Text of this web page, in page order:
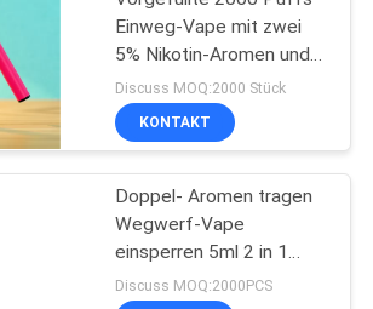
Vape-Stift
34
Einweg-Vape mit zwei
5% Nikotin-Aromen und
850mAh-Batterie
Discuss MOQ:2000 Stück
KONTAKT
Doppel- Aromen tragen
Wegwerf-Vape
einsperren 5ml 2 in 1
2000 Hauche Früchte
Discuss MOQ:2000PCS